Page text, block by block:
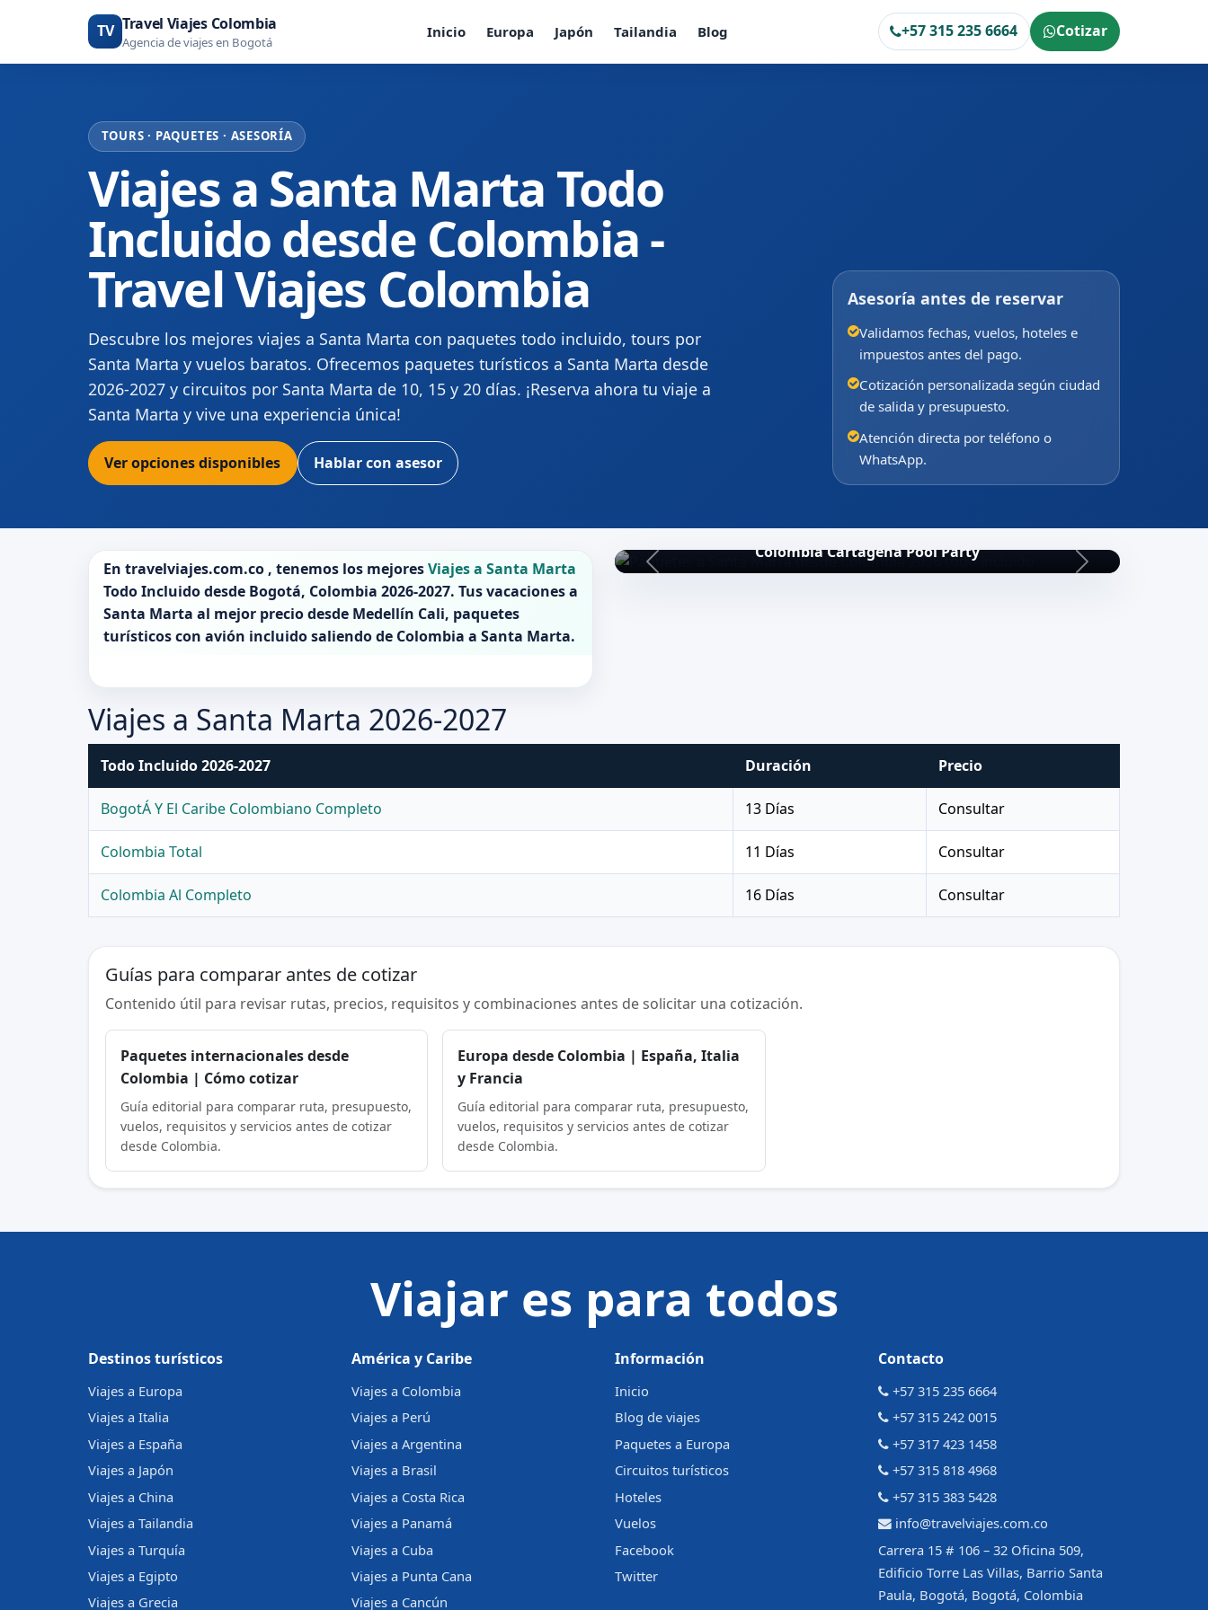
TV Travel Viajes Colombia
Agencia de viajes en Bogotá
Inicio Europa Japón Tailandia Blog +57 315 235 6664 Cotizar
TOURS · PAQUETES · ASESORÍA
Viajes a Santa Marta Todo
Incluido desde Colombia -
Travel Viajes Colombia
Descubre los mejores viajes a Santa Marta con paquetes todo incluido, tours por
Santa Marta y vuelos baratos. Ofrecemos paquetes turísticos a Santa Marta desde
2026-2027 y circuitos por Santa Marta de 10, 15 y 20 días. ¡Reserva ahora tu viaje a
Santa Marta y vive una experiencia única!
Ver opciones disponibles Hablar con asesor
Asesoría antes de reservar
Validamos fechas, vuelos, hoteles e
impuestos antes del pago.
Cotización personalizada según ciudad
de salida y presupuesto.
Atención directa por teléfono o
WhatsApp.
En travelviajes.com.co , tenemos los mejoresViajes a Santa Marta
Todo Incluido desde Bogotá, Colombia 2026-2027. Tus vacaciones a
Santa Marta al mejor precio desde Medellín Cali, paquetes
turísticos con avión incluido saliendo de Colombia a Santa Marta.
Colombia Cartagena Pool Party
Viajes a Santa Marta 2026-2027
Todo Incluido 2026-2027 Duración Precio
BogotÁ Y El Caribe Colombiano Completo 13 Días Consultar
Colombia Total 11 Días Consultar
Colombia Al Completo 16 Días Consultar
Guías para comparar antes de cotizar
Contenido útil para revisar rutas, precios, requisitos y combinaciones antes de solicitar una cotización.
Paquetes internacionales desde
Colombia | Cómo cotizar
Guía editorial para comparar ruta, presupuesto,
vuelos, requisitos y servicios antes de cotizar
desde Colombia.
Europa desde Colombia | España, Italia
y Francia
Guía editorial para comparar ruta, presupuesto,
vuelos, requisitos y servicios antes de cotizar
desde Colombia.
Viajar es para todos
Destinos turísticos
Viajes a Europa
Viajes a Italia
Viajes a España
Viajes a Japón
Viajes a China
Viajes a Tailandia
Viajes a Turquía
Viajes a Egipto
Viajes a Grecia
América y Caribe
Viajes a Colombia
Viajes a Perú
Viajes a Argentina
Viajes a Brasil
Viajes a Costa Rica
Viajes a Panamá
Viajes a Cuba
Viajes a Punta Cana
Viajes a Cancún
Información
Inicio
Blog de viajes
Paquetes a Europa
Circuitos turísticos
Hoteles
Vuelos
Facebook
Twitter
Contacto
+57 315 235 6664
+57 315 242 0015
+57 317 423 1458
+57 315 818 4968
+57 315 383 5428
info@travelviajes.com.co
Carrera 15 # 106 – 32 Oficina 509,
Edificio Torre Las Villas, Barrio Santa
Paula, Bogotá, Bogotá, Colombia